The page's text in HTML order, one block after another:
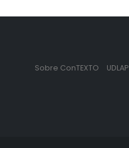
Sobre ConTEXTO UDLAP